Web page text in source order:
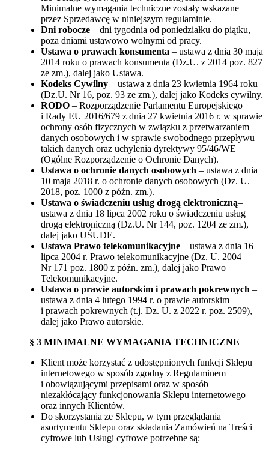
Minimalne wymagania techniczne zostały wskazane
przez Sprzedawcę w niniejszym regulaminie.
Dni robocze – dni tygodnia od poniedziałku do piątku,
poza dniami ustawowo wolnymi od pracy.
Ustawa o prawach konsumenta – ustawa z dnia 30 maja
2014 roku o prawach konsumenta (Dz.U. z 2014 poz. 827
ze zm.), dalej jako Ustawa.
Kodeks Cywilny – ustawa z dnia 23 kwietnia 1964 roku
(Dz.U. Nr 16, poz. 93 ze zm.), dalej jako Kodeks cywilny.
RODO – Rozporządzenie Parlamentu Europejskiego
i Rady EU 2016/679 z dnia 27 kwietnia 2016 r. w sprawie
ochrony osób fizycznych w związku z przetwarzaniem
danych osobowych i w sprawie swobodnego przepływu
takich danych oraz uchylenia dyrektywy 95/46/WE
(Ogólne Rozporządzenie o Ochronie Danych).
Ustawa o ochronie danych osobowych – ustawa z dnia
10 maja 2018 r. o ochronie danych osobowych (Dz. U.
2018, poz. 1000 z późn. zm.).
Ustawa o świadczeniu usług drogą elektroniczną–
ustawa z dnia 18 lipca 2002 roku o świadczeniu usług
drogą elektroniczną (Dz.U. Nr 144, poz. 1204 ze zm.),
dalej jako UŚUDE.
Ustawa Prawo telekomunikacyjne – ustawa z dnia 16
lipca 2004 r. Prawo telekomunikacyjne (Dz. U. 2004
Nr 171 poz. 1800 z późn. zm.), dalej jako Prawo
Telekomunikacyjne.
Ustawa o prawie autorskim i prawach pokrewnych –
ustawa z dnia 4 lutego 1994 r. o prawie autorskim
i prawach pokrewnych (t.j. Dz. U. z 2022 r. poz. 2509),
dalej jako Prawo autorskie.
§ 3 MINIMALNE WYMAGANIA TECHNICZNE
Klient może korzystać z udostępnionych funkcji Sklepu
internetowego w sposób zgodny z Regulaminem
i obowiązującymi przepisami oraz w sposób
niezakłócający funkcjonowania Sklepu internetowego
oraz innych Klientów.
Do skorzystania ze Sklepu, w tym przeglądania
asortymentu Sklepu oraz składania Zamówień na Treści
cyfrowe lub Usługi cyfrowe potrzebne są: